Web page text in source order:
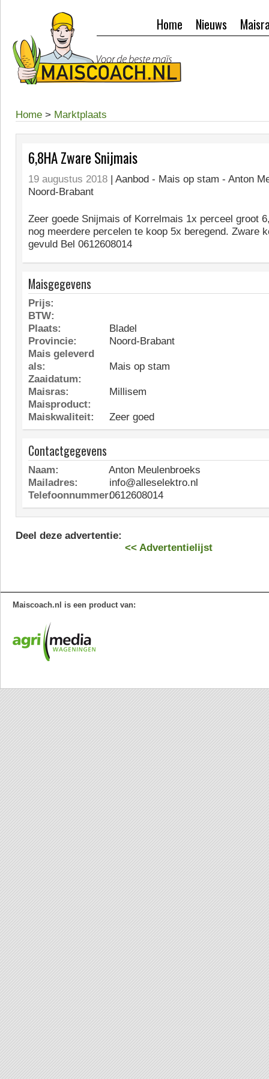
Nieuws
Home
Home > Marktplaats
6,8HA Zware Snijmais
19 augustus 2018 | Aanbod - Mais op stam - Anton
Noord-Brabant
Zeer goede Snijmais of Korrelmais 1x perceel groot
nog meerdere percelen te koop 5x beregend. Zware
gevuld Bel 0612608014
Maisgegevens
Prijs:
BTW:
Plaats:
Bladel
Provincie:
Noord-Brabant
Mais geleverd
als:
Mais op stam
Zaaidatum:
Maisras:
Millisem
Maisproduct:
Maiskwaliteit:
Zeer goed
Contactgegevens
Naam:
Anton Meulenbroeks
Mailadres:
info@alleselektro.nl
Telefoonnummer:0612608014
Deel deze advertentie:
<< Advertentielijst
Maiscoach.nl is een product van: